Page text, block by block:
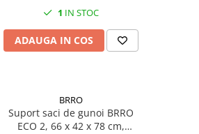
1 IN STOC
ADAUGA IN COS
BRRO
Suport saci de gunoi BRRO
ECO 2, 66 x 42 x 78 cm,